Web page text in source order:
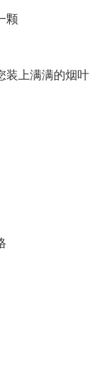
颗
上满满的烟叶